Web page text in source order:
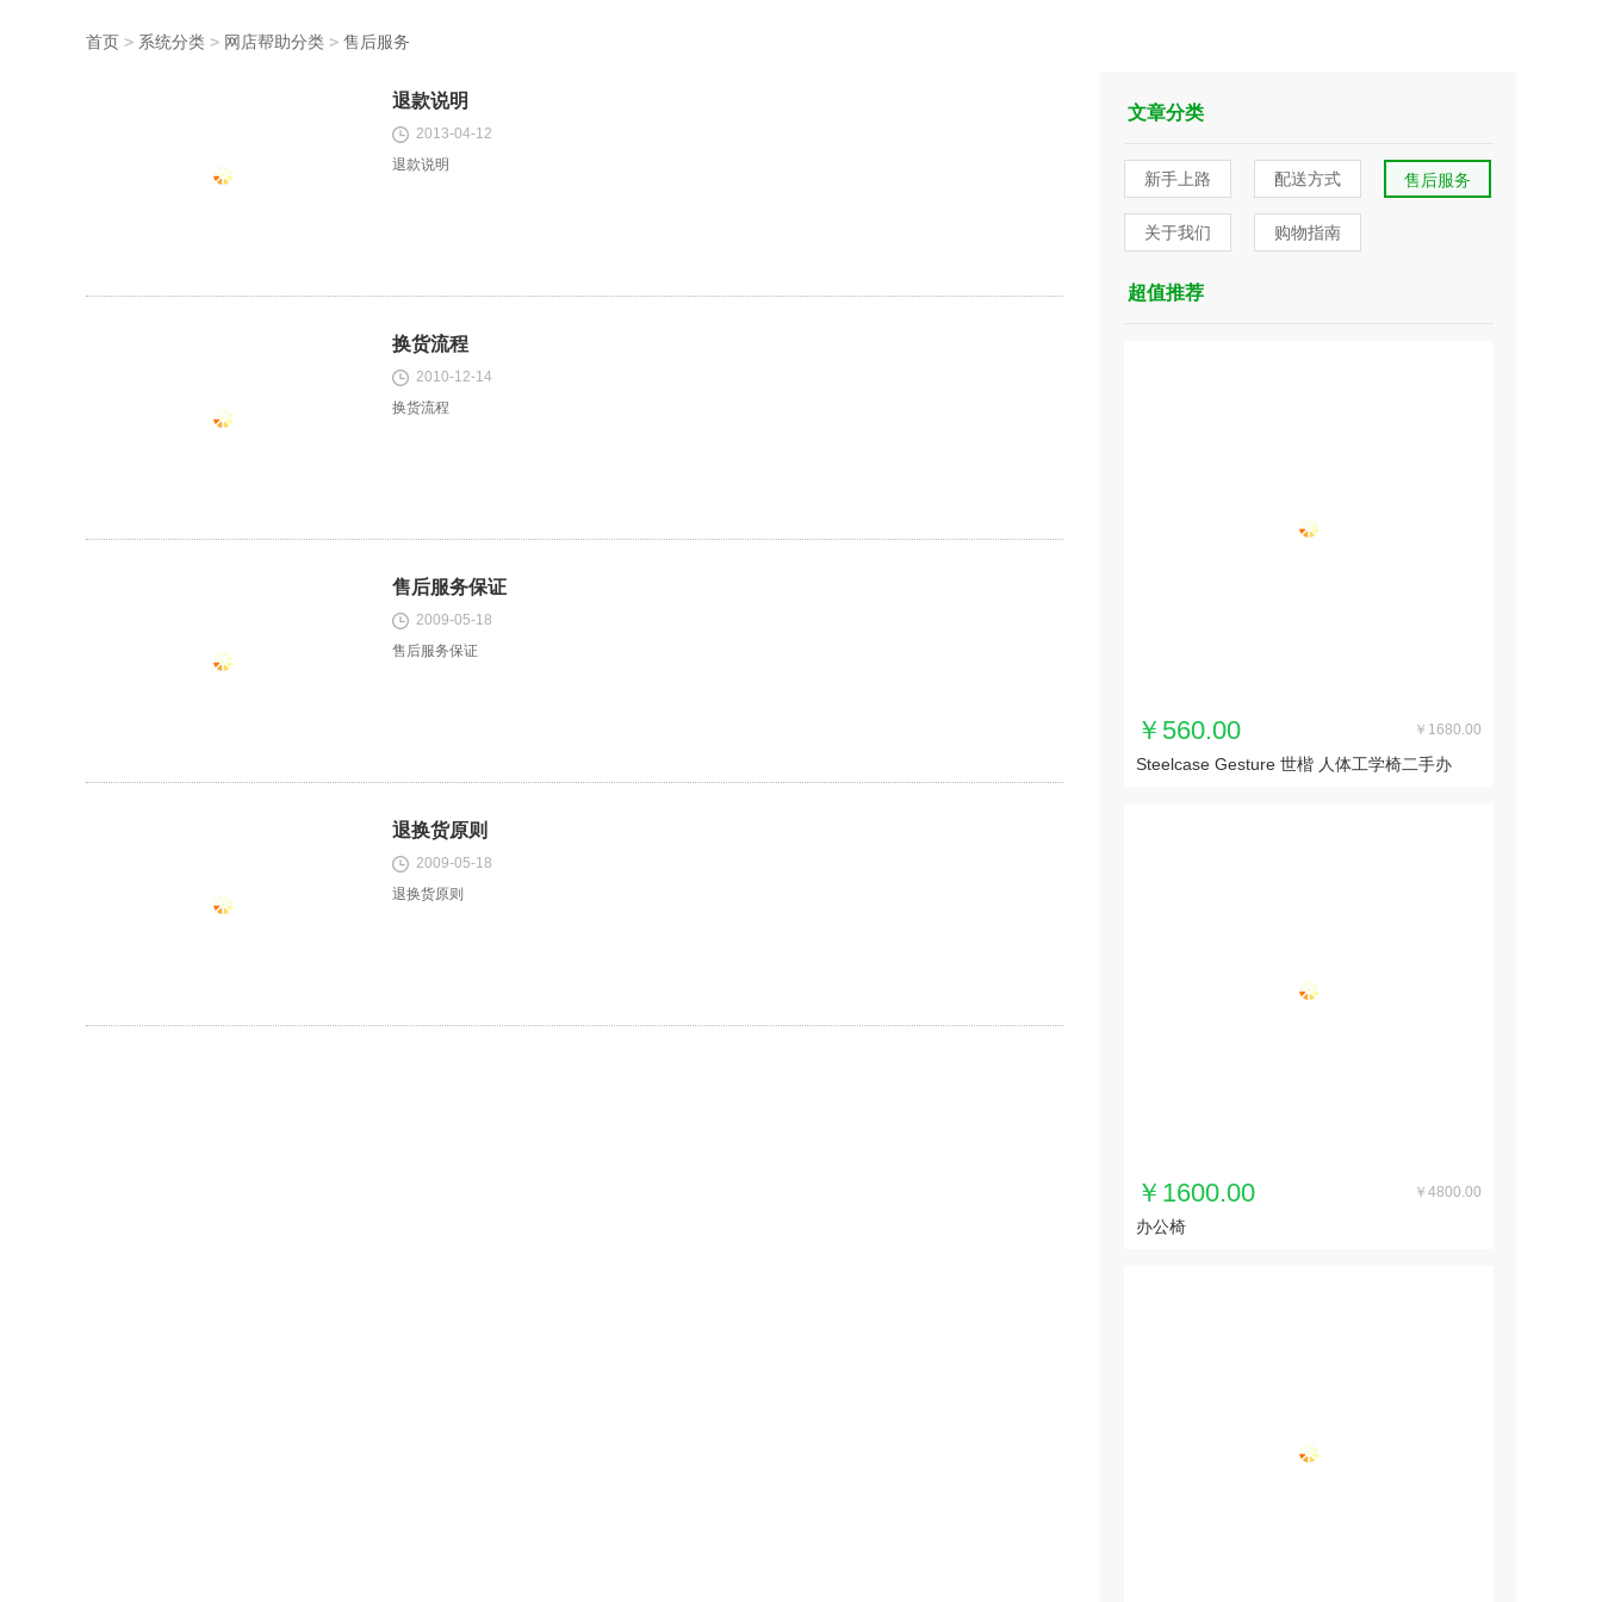
首页 > 系统分类 > 网店帮助分类 > 售后服务
退款说明
2013-04-12
退款说明
换货流程
2010-12-14
换货流程
售后服务保证
2009-05-18
售后服务保证
退换货原则
2009-05-18
退换货原则
文章分类
新手上路 配送方式 售后服务
关于我们 购物指南
超值推荐
￥560.00 ￥1680.00
Steelcase Gesture 世楷 人体工学椅二手办
￥1600.00 ￥4800.00
办公椅